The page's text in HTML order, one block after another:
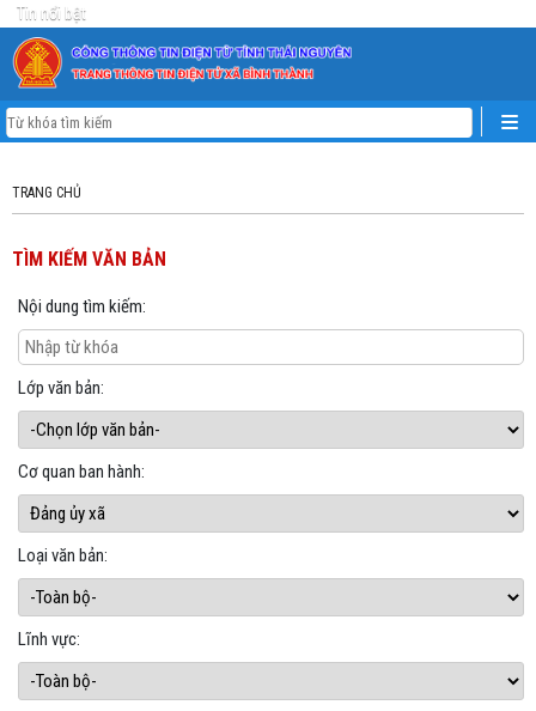
Tin nổi bật
TRANG CHỦ
TÌM KIẾM VĂN BẢN
Nội dung tìm kiếm:
Lớp văn bản:
Cơ quan ban hành:
Loại văn bản:
Lĩnh vực: